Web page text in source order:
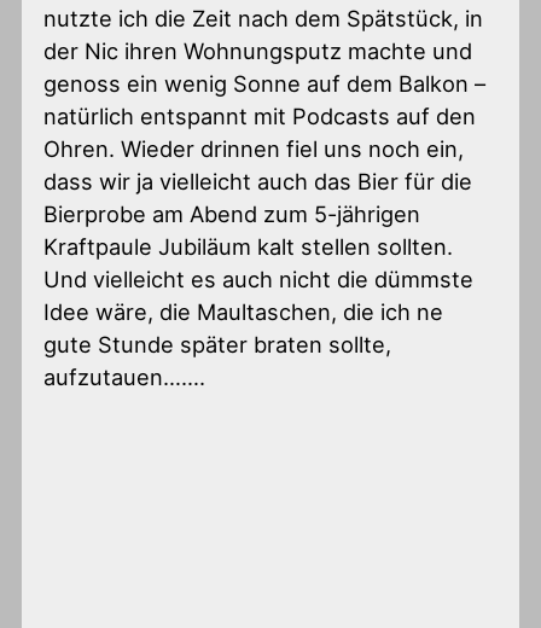
nutzte ich die Zeit nach dem Spätstück, in
der Nic ihren Wohnungsputz machte und
genoss ein wenig Sonne auf dem Balkon –
natürlich entspannt mit Podcasts auf den
Ohren. Wieder drinnen fiel uns noch ein,
dass wir ja vielleicht auch das Bier für die
Bierprobe am Abend zum 5-jährigen
Kraftpaule Jubiläum kalt stellen sollten.
Und vielleicht es auch nicht die dümmste
Idee wäre, die Maultaschen, die ich ne
gute Stunde später braten sollte,
aufzutauen…….